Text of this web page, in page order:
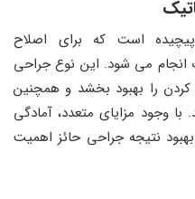
است که برای اصلاح
می شود. این نوع جراحی
را بهبود بخشد و همچنین
وجود مزایای متعدد، آمادگی
نتیجه جراحی حائز اهمیت